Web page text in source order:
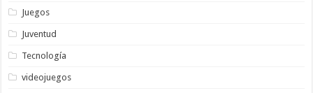
Juegos
Juventud
Tecnología
videojuegos